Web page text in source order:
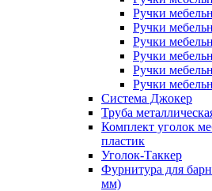
Ручки
Ручки
Ручки
Ручки
Ручки
Ручки
Система Джокер
Труба
Комплект уголок
пластик
Уголок-Таккер
Фурнитура для
мм)